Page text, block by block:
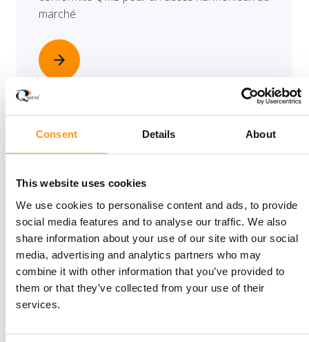
Consent Details About
This website uses cookies
We use cookies to personalise content and ads, to provide
social media features and to analyse our traffic. We also
share information about your use of our site with our social
media, advertising and analytics partners who may
combine it with other information that you’ve provided to
them or that they’ve collected from your use of their
services.
marché.
arrow_forward
Afrique
De nombreux marchés vitaux sont en train de
naître sur le continent africain. Nous suivons la
tendance et couvrons les inscriptions là où
c'est nécessaire.
arrow_forward